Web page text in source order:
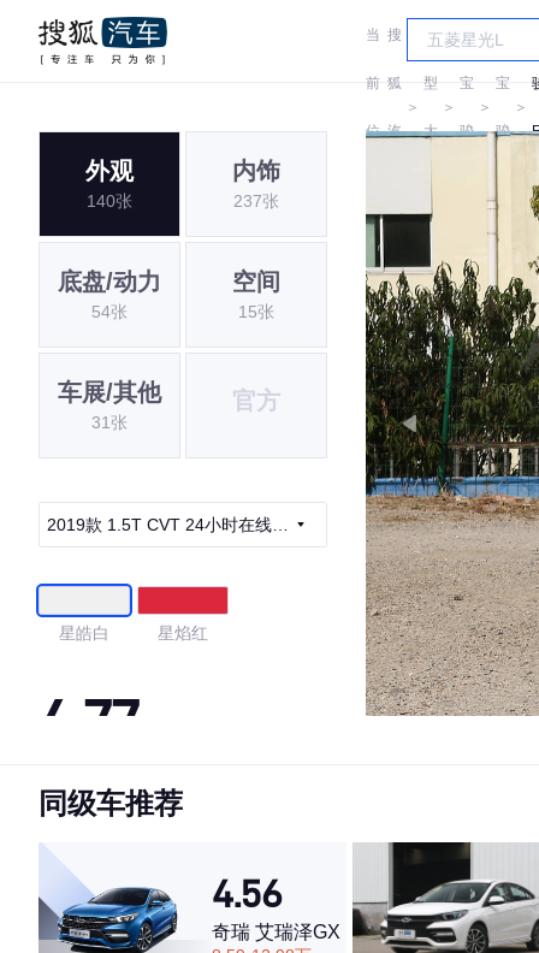
当
前
位
搜
狐
汽
＞
车
型
大
＞
宝
骏
＞
宝
骏
＞
外观
140张
内饰
237张
底盘/动力
54张
空间
15张
车展/其他
31张
官方
2019款 1.5T CVT 24小时在线精
星皓白 星焰红
4.77
·外观表现较为优秀，优于86%同级车
·空间表现较为优秀，优于86%同级车
同级车推荐
4.56
奇瑞 艾瑞泽GX